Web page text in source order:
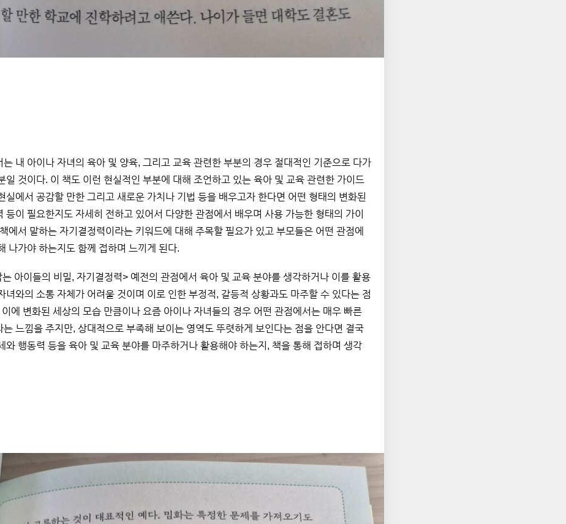
는 내 아이나 자녀의 육아 및 양육, 그리고 교육 관련한 부분의 경우 절대적인 기준으로 다가
일 것이다. 이 책도 이런 현실적인 부분에 대해 조언하고 있는 육아 및 교육 관련한 가이드
실에서 공감할 만한 그리고 새로운 가치나 기법 등을 배우고자 한다면 어떤 형태의 변화된
등이 필요한지도 자세히 전하고 있어서 다양한 관점에서 배우며 사용 가능한 형태의 가이
에서 말하는 자기결정력이라는 키워드에 대해 주목할 필요가 있고 부모들은 어떤 관점에
나가야 하는지도 함께 접하며 느끼게 된다.
아이들의 비밀, 자기결정력> 예전의 관점에서 육아 및 교육 분야를 생각하거나 이를 활용
녀와의 소통 자체가 어려울 것이며 이로 인한 부정적, 갈등적 상황과도 마주할 수 있다는 점
에 변화된 세상의 모습 만큼이나 요즘 아이나 자녀들의 경우 어떤 관점에서는 매우 빠른
는 느낌을 주지만, 상대적으로 부족해 보이는 영역도 뚜렷하게 보인다는 점을 안다면 결국
와 행동력 등을 육아 및 교육 분야를 마주하거나 활용해야 하는지, 책을 통해 접하며 생각